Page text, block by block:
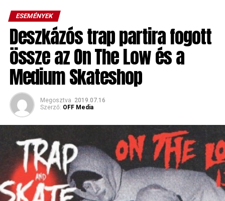
ESEMÉNYEK
Deszkázós trap partira fogott
össze az On The Low és a
Medium Skateshop
Megosztva 2019.07.16
Szerző: OFF Media